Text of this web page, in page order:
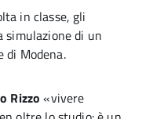
in classe, gli
di un
di Modena.
Rizzo «vivere